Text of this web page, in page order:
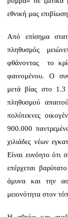
εθνική μας
Από επίσημα
πληθυσμός
φθάνοντας το
φαινομένου. Ο
μετά βίας στο 1.3
πληθυσμού
πολύτεκνες
900.000
χιλιάδες νέων
Είναι ευνόητο ότι
επέρχεται
άμυνα και την
μειονότητα στον